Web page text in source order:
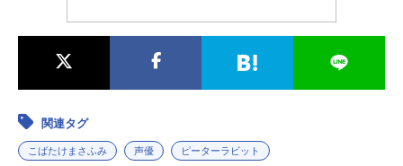
関連タグ
こばたけまさふみ 声優 ピーターラビット